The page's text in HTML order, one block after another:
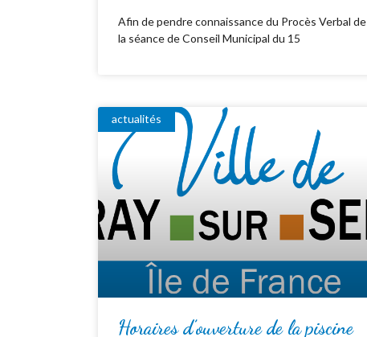
Afin de pendre connaissance du Procès Verbal de
la séance de Conseil Municipal du 15
actualités
Horaires d’ouverture de la piscine